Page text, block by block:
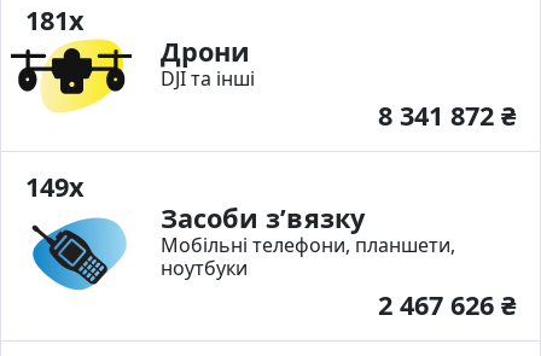
181x
Дрони
DJI та інші
8 341 872 ₴
149x
Засоби з’вязку
Мобільні телефони, планшети,
ноутбуки
2 467 626 ₴